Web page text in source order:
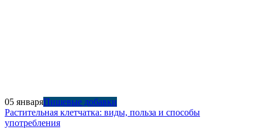
05 январяПищевые добавки
Растительная клетчатка: виды, польза и способы
употребления